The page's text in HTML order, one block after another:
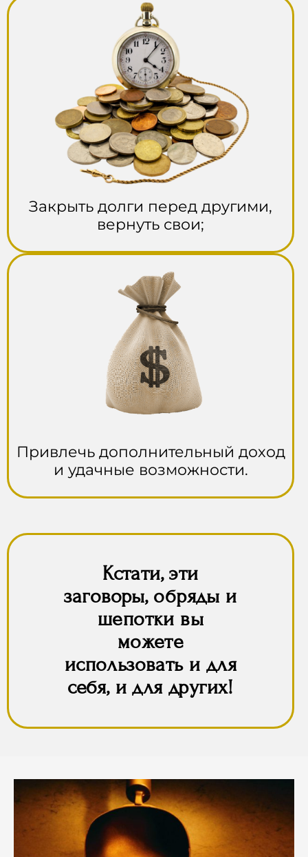
Закрыть долги перед другими,
вернуть свои;
Привлечь дополнительный доход
и удачные возможности.
Кстати, эти
заговоры, обряды и
шепотки вы
можете
использовать и для
себя, и для других!